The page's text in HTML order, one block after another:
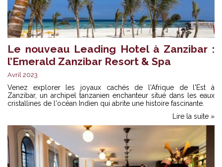
Le nouveau Leading Hotel à Zanzibar :
l’Emerald Zanzibar Resort & Spa
Avril 2023
Venez explorer les joyaux cachés de l'Afrique de l'Est à
Zanzibar, un archipel tanzanien enchanteur situé dans les eaux
cristallines de l'océan Indien qui abrite une histoire fascinante.
Lire la suite »